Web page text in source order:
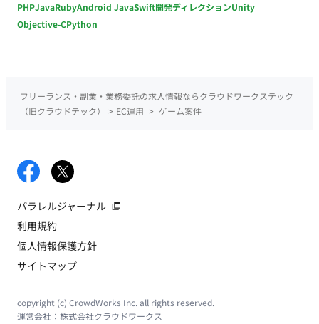
PHPJavaRubyAndroid JavaSwift開発ディレクションUnity
Objective-CPython
フリーランス・副業・業務委託の求人情報ならクラウドワークステック
（旧クラウドテック）
> EC運用 > ゲーム案件
パラレルジャーナル
利用規約
個人情報保護方針
サイトマップ
copyright (c) CrowdWorks Inc. all rights reserved.
運営会社： 株式会社クラウドワークス